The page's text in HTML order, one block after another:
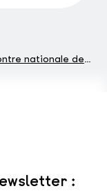
départements pour la culture
: